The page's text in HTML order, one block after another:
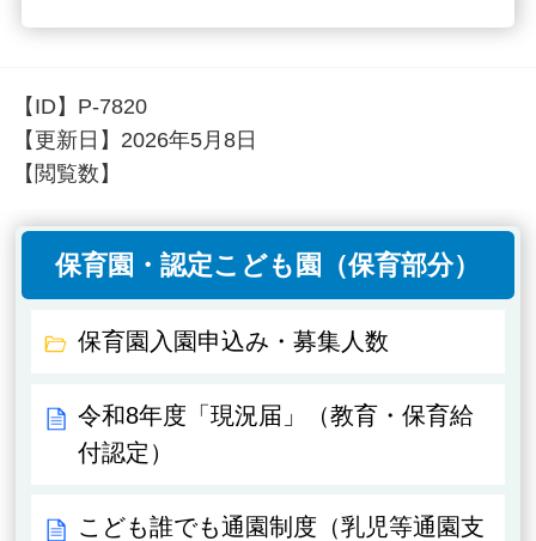
【ID】 P-7820
【更新日】 2026年5月8日
【閲覧数】
保育園・認定こども園（保育部分）
保育園入園申込み・募集人数
令和8年度「現況届」（教育・保育給
付認定）
こども誰でも通園制度（乳児等通園支